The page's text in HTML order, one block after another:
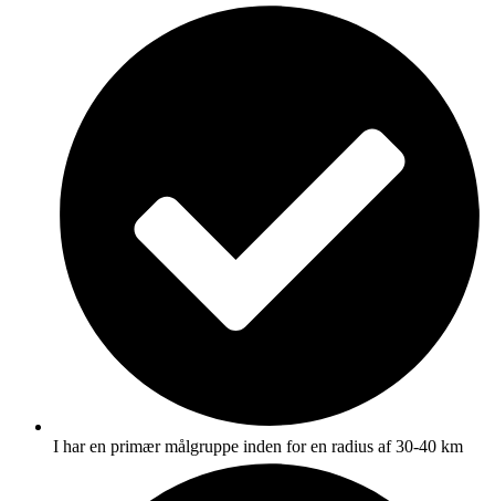
I har en primær målgruppe inden for en radius af 30-40 km